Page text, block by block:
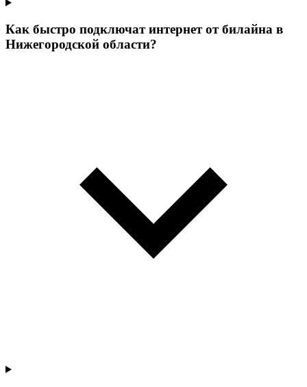
Как быстро подключат интернет от билайна в
Нижегородской области?